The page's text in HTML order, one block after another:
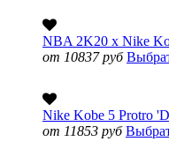
NBA 2K20 x Nike
от 10837 руб
Nike Kobe 5 Protro
от 11853 руб